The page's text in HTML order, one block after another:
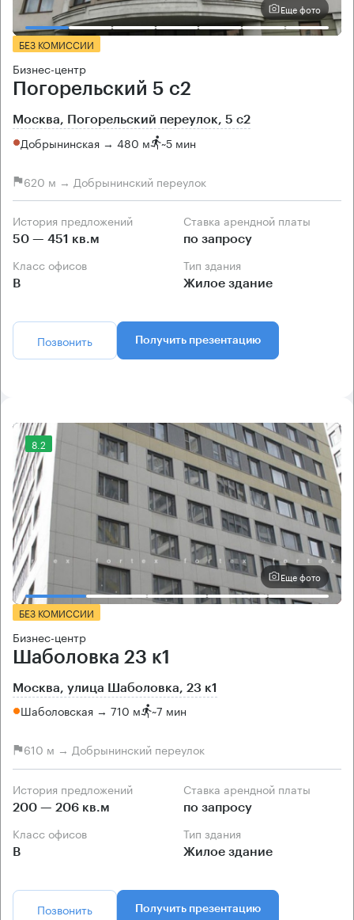
Еще фото
БЕЗ КОМИССИИ
Бизнес-центр
Погорельский 5 с2
Москва, Погорельский переулок, 5 с2
Добрынинская → 480 м ~5 мин
620 м → Добрынинский переулок
История предложений
50 — 451 кв.м
Ставка арендной платы
по запросу
Класс офисов
B
Тип здания
Жилое здание
Позвонить Получить презентацию
8.2
Еще фото
БЕЗ КОМИССИИ
Бизнес-центр
Шаболовка 23 к1
Москва, улица Шаболовка, 23 к1
Шаболовская → 710 м ~7 мин
610 м → Добрынинский переулок
История предложений
200 — 206 кв.м
Ставка арендной платы
по запросу
Класс офисов
B
Тип здания
Жилое здание
Позвонить Получить презентацию